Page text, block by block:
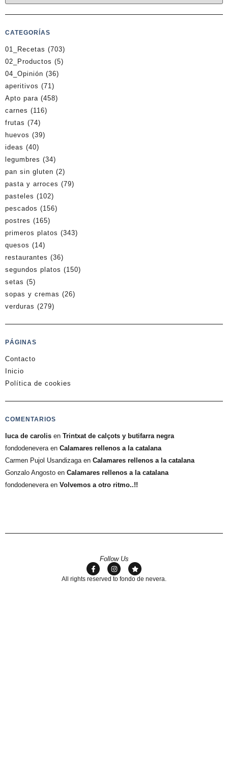
CATEGORÍAS
01_Recetas (703)
02_Productos (5)
04_Opinión (36)
aperitivos (71)
Apto para (458)
carnes (116)
frutas (74)
huevos (39)
ideas (40)
legumbres (34)
pan sin gluten (2)
pasta y arroces (79)
pasteles (102)
pescados (156)
postres (165)
primeros platos (343)
quesos (14)
restaurantes (36)
segundos platos (150)
setas (5)
sopas y cremas (26)
verduras (279)
PÁGINAS
Contacto
Inicio
Política de cookies
COMENTARIOS
luca de carolis en Trintxat de calçots y butifarra negra
fondodeneveraen Calamares rellenos a la catalana
Carmen Pujol Usandizagaen Calamares rellenos a la catalana
Gonzalo Angosto en Calamares rellenos a la catalana
fondodeneveraen Volvemos a otro ritmo..!!
Follow Us
All rights reserved to fondo de nevera.